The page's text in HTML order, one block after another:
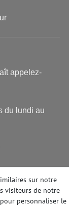
appelez-
du lundi au
sur notre
visiteurs de notre
personnaliser le